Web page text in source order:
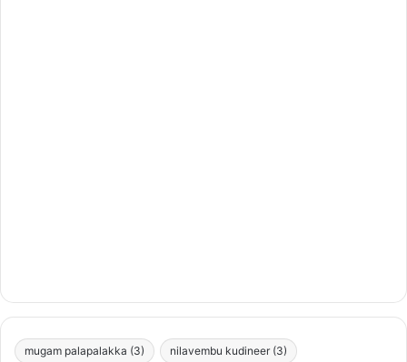
mugam palapalakka (3) nilavembu kudineer (3)